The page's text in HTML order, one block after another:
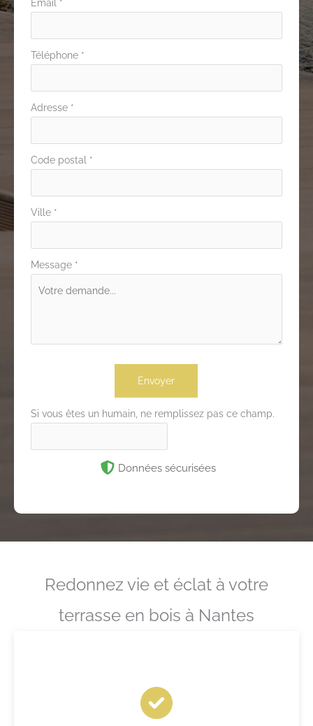
Email *
Téléphone *
Adresse *
Code postal *
Ville *
Message *
Envoyer
Si vous êtes un humain, ne remplissez pas ce champ.
Données sécurisées
Redonnez vie et éclat à votre
terrasse en bois à Nantes